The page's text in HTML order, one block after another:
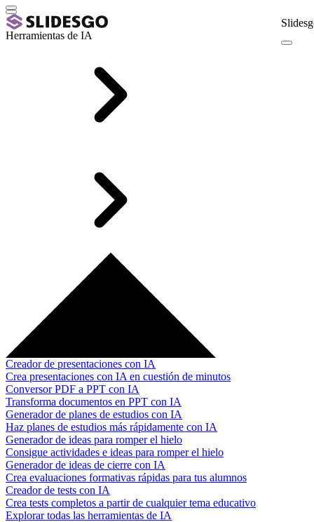
Herramientas de IA
Creador de presentaciones con IA
Crea presentaciones con IA en cuestión de minutos
Conversor PDF a PPT con IA
Transforma documentos en PPT con IA
Generador de planes de estudios con IA
Haz planes de estudios más rápidamente con IA
Generador de ideas para romper el hielo
Consigue actividades e ideas para romper el hielo
Generador de ideas de cierre con IA
Crea evaluaciones formativas rápidas para tus alumnos
Creador de tests con IA
Crea tests completos a partir de cualquier tema educativo
Explorar todas las herramientas de IA